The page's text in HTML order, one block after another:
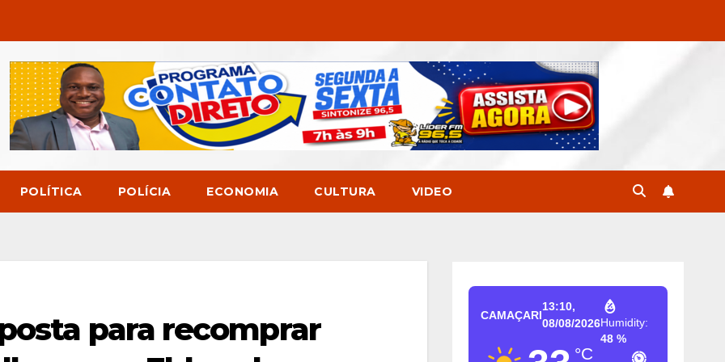
POLÍTICA POLÍCIA ECONOMIA CULTURA VIDEO
para recomprar
CAMAÇARI
13:10,
08/08/2026
°C
Humidity:
48 %